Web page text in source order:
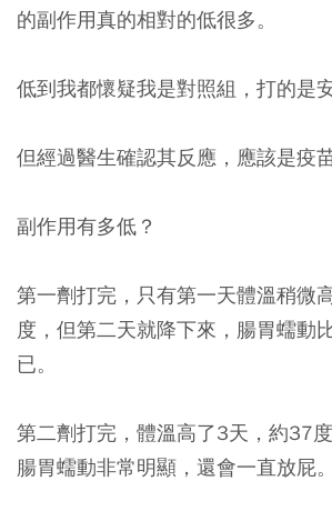
的副作用真的相對的低很多。
低到我都懷疑我是對照組，打的是安
但經過醫生確認其反應，應該是疫苗
副作用有多低？
第一劑打完，只有第一天體溫稍微
度，但第二天就降下來，腸胃蠕動
已。
第二劑打完，體溫高了3天，約37
腸胃蠕動非常明顯，還會一直放屁。